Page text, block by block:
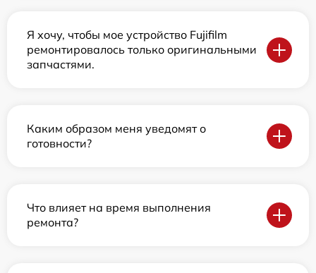
Я хочу, чтобы мое устройство Fujifilm
ремонтировалось только оригинальными
запчастями.
Каким образом меня уведомят о
готовности?
Что влияет на время выполнения
ремонта?